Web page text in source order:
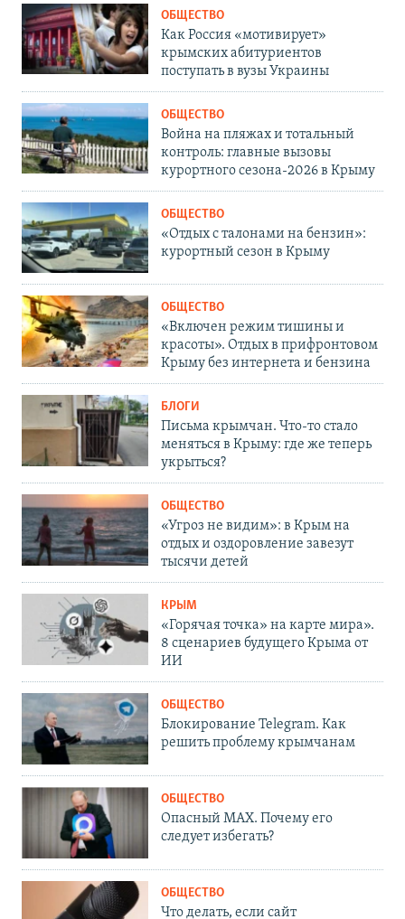
ОБЩЕСТВО
Как Россия «мотивирует»
крымских абитуриентов
поступать в вузы Украины
ОБЩЕСТВО
Война на пляжах и тотальный
контроль: главные вызовы
курортного сезона-2026 в Крыму
ОБЩЕСТВО
«Отдых с талонами на бензин»:
курортный сезон в Крыму
ОБЩЕСТВО
«Включен режим тишины и
красоты». Отдых в прифронтовом
Крыму без интернета и бензина
БЛОГИ
Письма крымчан. Что-то стало
меняться в Крыму: где же теперь
укрыться?
ОБЩЕСТВО
«Угроз не видим»: в Крым на
отдых и оздоровление завезут
тысячи детей
КРЫМ
«Горячая точка» на карте мира».
8 сценариев будущего Крыма от
ИИ
ОБЩЕСТВО
Блокирование Telegram. Как
решить проблему крымчанам
ОБЩЕСТВО
Опасный MAX. Почему его
следует избегать?
ОБЩЕСТВО
Что делать, если сайт